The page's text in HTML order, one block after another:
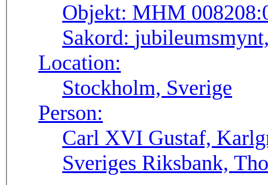
Objekt: MHM
Sakord:
Location:
Stockholm, Sverige
Person:
Carl XVI Gustaf,
Sveriges Riksbank,